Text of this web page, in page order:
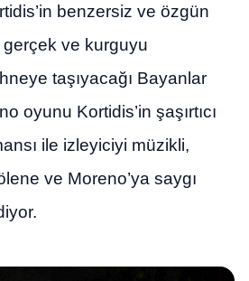
benzersiz ve özgün
gerçek ve kurguyu
taşıyacağı Bayanlar
oyunu Kortidis’in şaşırtıcı
ile izleyiciyi müzikli,
ve Moreno’ya saygı